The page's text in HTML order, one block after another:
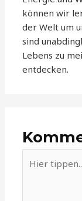
können wir
der Welt um
sind
Lebens zu
entdecken.
tippen...